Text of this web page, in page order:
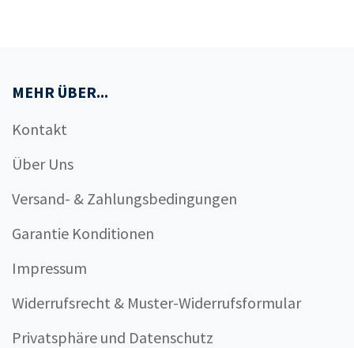
MEHR ÜBER...
Kontakt
Über Uns
Versand- & Zahlungsbedingungen
Garantie Konditionen
Impressum
Widerrufsrecht & Muster-Widerrufsformular
Privatsphäre und Datenschutz